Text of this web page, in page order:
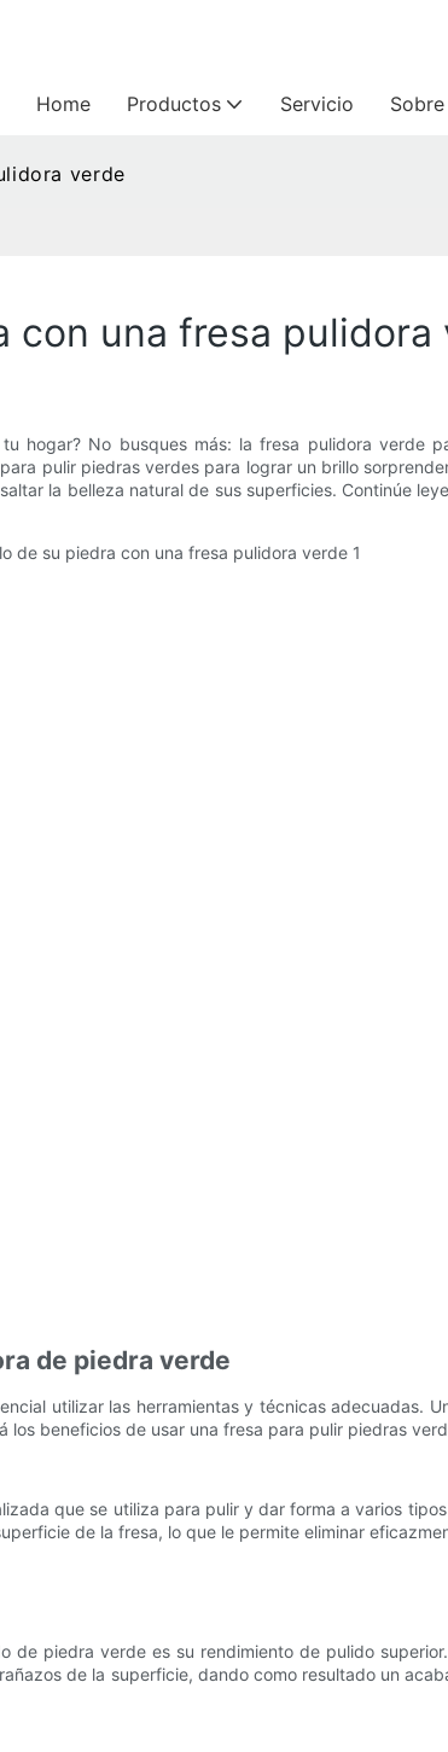
Home Productos Servicio
verde
con una fresa pulidora
hogar? No busques más: la fresa pulidora verde
pulir piedras verdes para lograr un brillo
la belleza natural de sus superficies. Continúe
de piedra verde
utilizar las herramientas y técnicas adecuadas.
beneficios de usar una fresa para pulir piedras
que se utiliza para pulir y dar forma a varios
de la fresa, lo que le permite eliminar
de piedra verde es su rendimiento de pulido
de la superficie, dando como resultado un